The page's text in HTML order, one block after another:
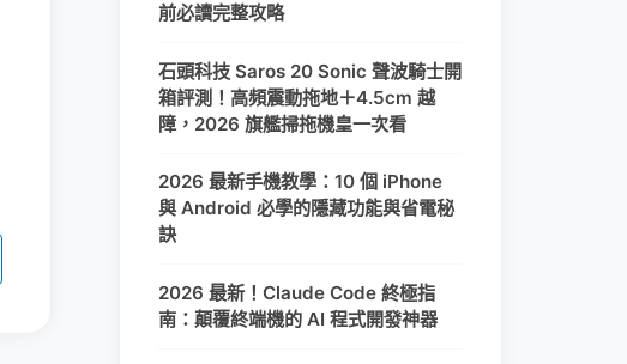
前必讀完整攻略
石頭科技 Saros 20 Sonic 聲波騎士開
箱評測！高頻震動拖地＋4.5cm 越
障，2026 旗艦掃拖機皇一次看
2026 最新手機教學：10 個 iPhone
與 Android 必學的隱藏功能與省電秘
訣
2026 最新！Claude Code 終極指
南：顛覆終端機的 AI 程式開發神器